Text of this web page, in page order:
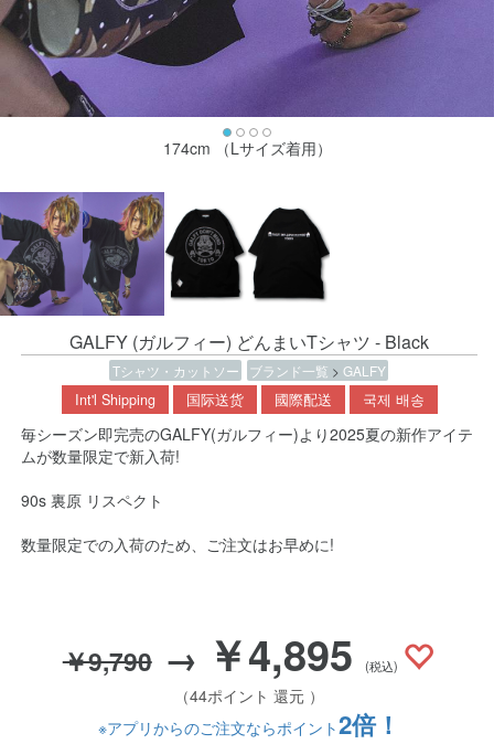
174cm （Lサイズ着用）
GALFY (ガルフィー) どんまいTシャツ - Black
Tシャツ・カットソー ブランド一覧 >GALFY
Int'l Shipping 国际送货 國際配送 국제 배송
毎シーズン即完売のGALFY(ガルフィー)より2025夏の新作アイテ
ムが数量限定で新入荷!
90s 裏原 リスペクト
数量限定での入荷のため、ご注文はお早めに!
￥9,790 → ￥4,895 (税込)
（44ポイント 還元 ）
※アプリからのご注文ならポイント2倍！